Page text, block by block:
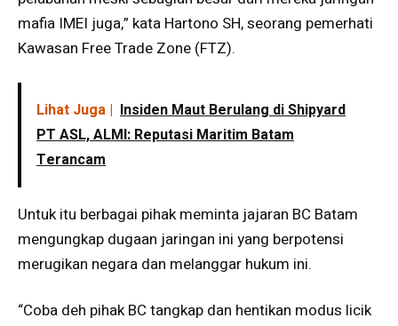
mafia IMEI juga,” kata Hartono SH, seorang pemerhati
Kawasan Free Trade Zone (FTZ).
Lihat Juga | Insiden Maut Berulang di Shipyard
PT ASL, ALMI: Reputasi Maritim Batam
Terancam
Untuk itu berbagai pihak meminta jajaran BC Batam
mengungkap dugaan jaringan ini yang berpotensi
merugikan negara dan melanggar hukum ini.
“Coba deh pihak BC tangkap dan hentikan modus licik